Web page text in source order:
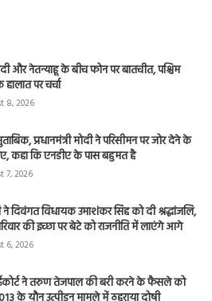
और नेतन्याहू के बीच फोन पर बातचीत, पश्चिम
पर चर्चा
8, 2026
प्रधानमंत्री मोदी ने परिसीमन पर जोर देने के
कहा कि एनडीए के पास बहुमत है
7, 2026
ने दिवंगत विधायक उमाशंकर सिंह को दी श्रद्धांजलि,
की इच्छा पर बेटे को राजनीति में लाएंगे आगे
6, 2026
ने तरुण तेजपाल की बरी करने के फैसले को